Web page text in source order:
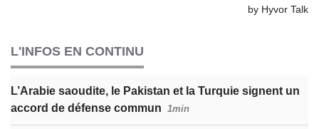
L'INFOS EN CONTINU
L’Arabie saoudite, le Pakistan et la Turquie signent un
accord de défense commun 1min